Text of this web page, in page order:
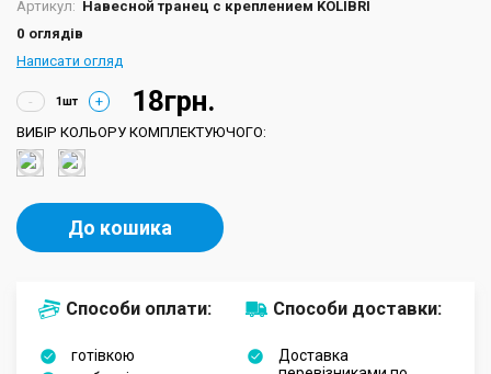
Артикул: Навесной транец с креплением KOLIBRI
0 оглядів
Написати огляд
- + 18грн.
ВИБІР КОЛЬОРУ КОМПЛЕКТУЮЧОГО:
До кошика
Способи оплати:
готівкою
Способи доставки:
Доставка